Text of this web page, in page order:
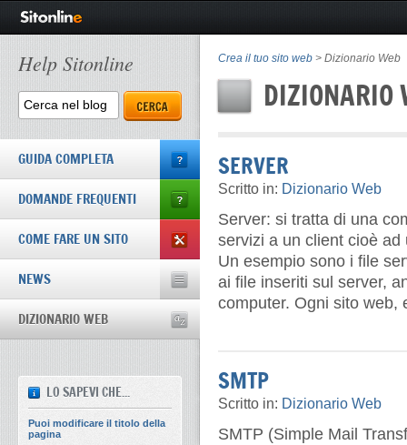
Crea il tuo sito web > Dizionario Web
DIZIONARIO
SERVER
Scritto in: Dizionario Web
Server: si tratta di una
servizi a un client cioè ad
Un esempio sono i file
ai file inseriti sul server,
computer. Ogni sito
SMTP
Scritto in: Dizionario Web
SMTP (Simple Mail
Help Sitonline
GUIDA COMPLETA
DOMANDE FREQUENTI
COME FARE UN SITO
NEWS
DIZIONARIO WEB
LO SAPEVI CHE...
Puoi modificare il titolo della
pagina